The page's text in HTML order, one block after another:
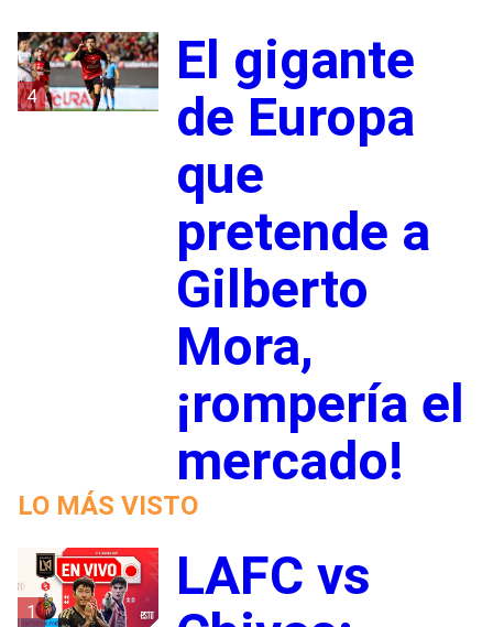
4
El gigante
de Europa
que
pretende a
Gilberto
Mora,
¡rompería el
mercado!
LO MÁS VISTO
1
LAFC vs